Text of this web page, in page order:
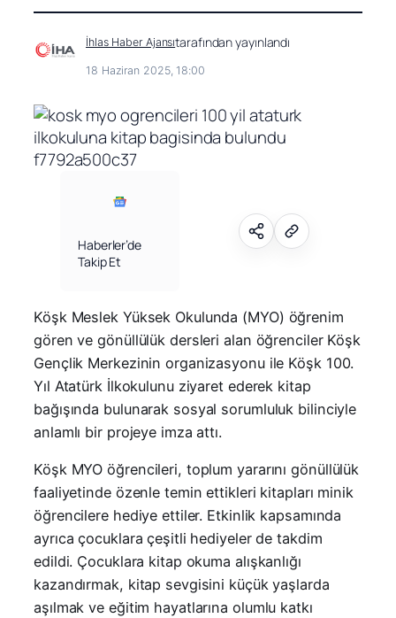
İhlas Haber Ajansıtarafından yayınlandı
18 Haziran 2025, 18:00
Haberler’de
Takip Et
Köşk Meslek Yüksek Okulunda (MYO) öğrenim
gören ve gönüllülük dersleri alan öğrenciler Köşk
Gençlik Merkezinin organizasyonu ile Köşk 100.
Yıl Atatürk İlkokulunu ziyaret ederek kitap
bağışında bulunarak sosyal sorumluluk bilinciyle
anlamlı bir projeye imza attı.
Köşk MYO öğrencileri, toplum yararını gönüllülük
faaliyetinde özenle temin ettikleri kitapları minik
öğrencilere hediye ettiler. Etkinlik kapsamında
ayrıca çocuklara çeşitli hediyeler de takdim
edildi. Çocuklara kitap okuma alışkanlığı
kazandırmak, kitap sevgisini küçük yaşlarda
aşılmak ve eğitim hayatlarına olumlu katkı